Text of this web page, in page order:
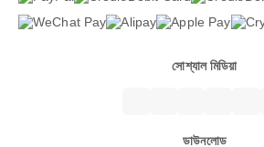
সোশ্যাল মিডিয়া
ডাউনলোড